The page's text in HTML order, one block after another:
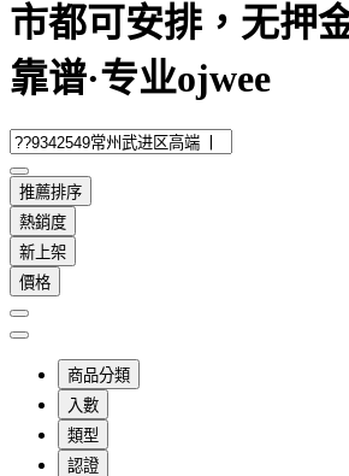
市都可安排，无押
靠谱·专业ojwee
推薦排序
熱銷度
新上架
價格
商品分類
入數
類型
認證